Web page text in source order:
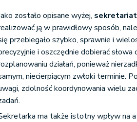
zostało opisane wyżej, sekretariat
ją w prawidłowy sposób,
przebiegało szybko, sprawnie i
i oszczędnie dobierać
działań, ponieważ
niecierpiącym zwłoki terminie.
zdolność koordynowania wielu
ma także istotny wpływ na